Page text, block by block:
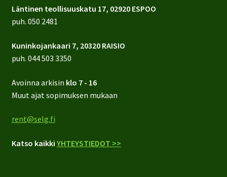
Läntinen teollisuuskatu 17, 02920 ESPOO
puh. 050 2481
Kuninkojankaari 7, 20320 RAISIO
puh. 044 503 3350
Avoinna arkisin klo 7 - 16
Muut ajat sopimuksen mukaan
rent@selg.fi
Katso kaikki YHTEYSTIEDOT >>